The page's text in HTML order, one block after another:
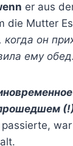
er aus
die Mutter
он
ему